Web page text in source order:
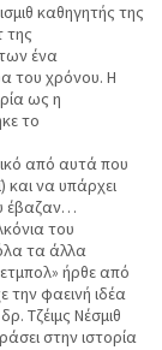
καθηγητής της
της
ένα
του χρόνου. Η
ως η
το
από αυτά που
και να υπάρχει
έβαζαν…
του
τα άλλα
ήρθε από
την φαεινή ιδέα
Τζέιμς Νέσμιθ
στην ιστορία